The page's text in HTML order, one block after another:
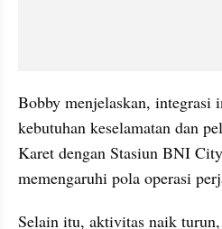
Bobby menjelaskan, integrasi
kebutuhan keselamatan dan
Karet dengan Stasiun BNI
memengaruhi pola operasi
Selain itu, aktivitas naik turun,